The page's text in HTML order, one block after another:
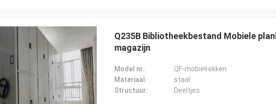
Q235B Bibliotheekbestand Mobiele
magazijn
Model nr.:
QF-mobielrekken
Materiaal:
staal
Structuur:
Deeltjes